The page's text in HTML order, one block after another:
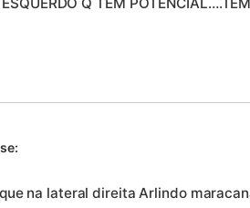
na lateral direita Arlindo